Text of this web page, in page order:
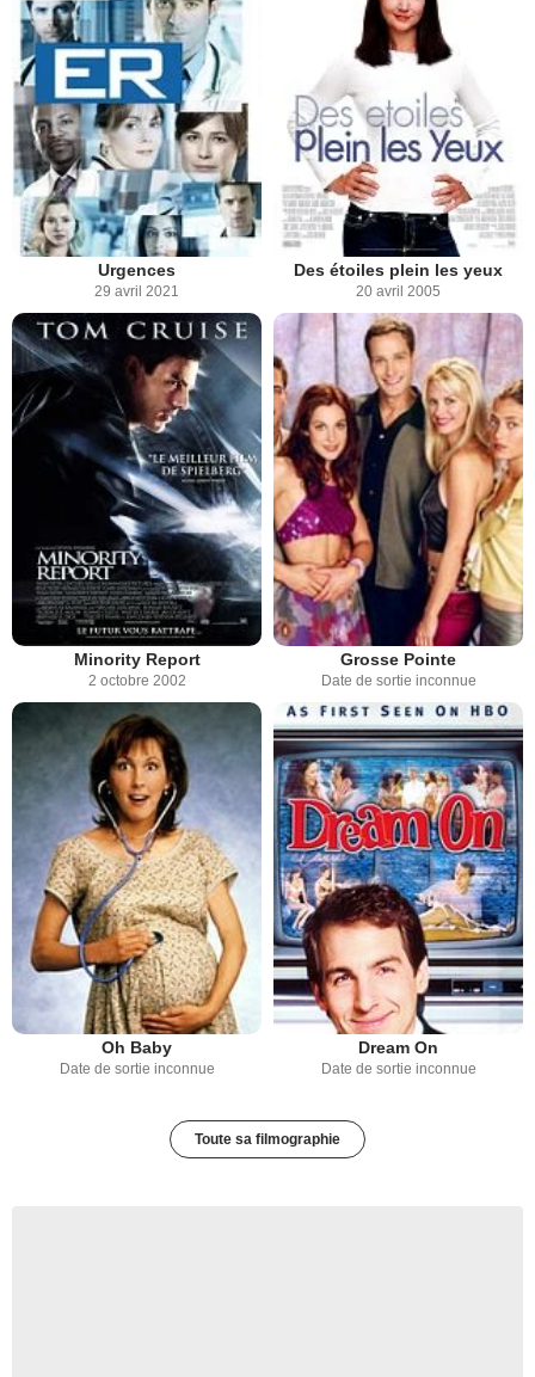
Urgences
29 avril 2021
Des étoiles plein les yeux
20 avril 2005
Minority Report
2 octobre 2002
Grosse Pointe
Date de sortie inconnue
Oh Baby
Date de sortie inconnue
Dream On
Date de sortie inconnue
Toute sa filmographie